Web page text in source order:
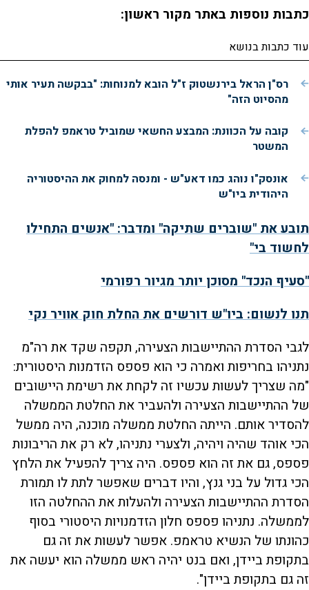
o
כתבות נוספות באתר מקור ראשון:
עוד כתבות בנושא
רס"ן הראל בירנשטוק ז"ל הובא למנוחות: "בבקשה תעיר אותי
מהסיוט הזה"
קובה על הכוונת: המבצע החשאי שמוביל טראמפ להפלת
המשטר
אונסק"ו נוהג כמו דאע"ש - ומנסה למחוק את ההיסטוריה
היהודית ביו"ש
תובע את "שוברים שתיקה" ומדבר: "אנשים התחילו
לחשוד בי"
"סעיף הנכד" מסוכן יותר מגיור רפורמי
תנו לנשום: ביו"ש דורשים את החלת חוק אוויר נקי
לגבי הסדרת ההתיישבות הצעירה, תקפה שקד את רה"מ
נתניהו בחריפות ואמרה כי הוא פספס הזדמנות היסטורית:
"מה שצריך לעשות עכשיו זה לקחת את רשימת היישובים
של ההתיישבות הצעירה ולהעביר את החלטת הממשלה
להסדיר אותם. הייתה החלטת ממשלה מוכנה, היה ממשל
הכי אוהד שהיה ויהיה, ולצערי נתניהו, לא רק את הריבונות
פספס, גם את זה הוא פספס. היה צריך להפעיל את הלחץ
הכי גדול על בני גנץ, והיו דברים שאפשר לתת לו תמורת
הסדרת ההתיישבות הצעירה ולהעלות את ההחלטה הזו
לממשלה. נתניהו פספס חלון הזדמנויות היסטורי בסוף
כהונתו של הנשיא טראמפ. אפשר לעשות את זה גם
בתקופת ביידן, ואם בנט יהיה ראש ממשלה הוא יעשה את
זה גם בתקופת ביידן".